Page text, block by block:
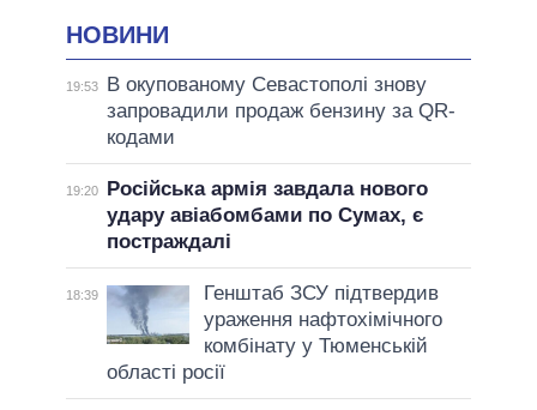
НОВИНИ
19:53
В окупованому Севастополі знову
запровадили продаж бензину за QR-
кодами
19:20
Російська армія завдала нового
удару авіабомбами по Сумах, є
постраждалі
18:39
Генштаб ЗСУ підтвердив
ураження нафтохімічного
комбінату у Тюменській
області росії